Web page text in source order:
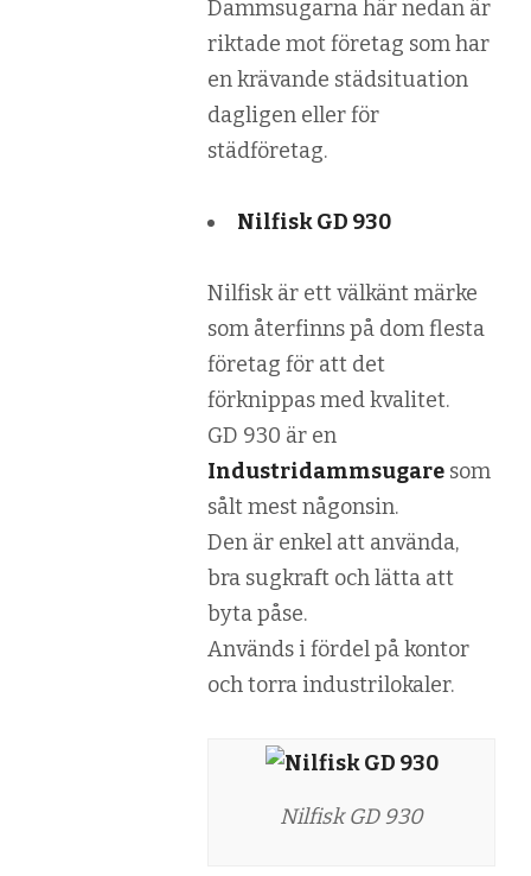
Dammsugarna här nedan är
riktade mot företag som har
en krävande städsituation
dagligen eller för
städföretag.
Nilfisk GD 930
Nilfisk är ett välkänt märke
som återfinns på dom flesta
företag för att det
förknippas med kvalitet.
GD 930 är en
Industridammsugare som
sålt mest någonsin.
Den är enkel att använda,
bra sugkraft och lätta att
byta påse.
Används i fördel på kontor
och torra industrilokaler.
Nilfisk GD 930